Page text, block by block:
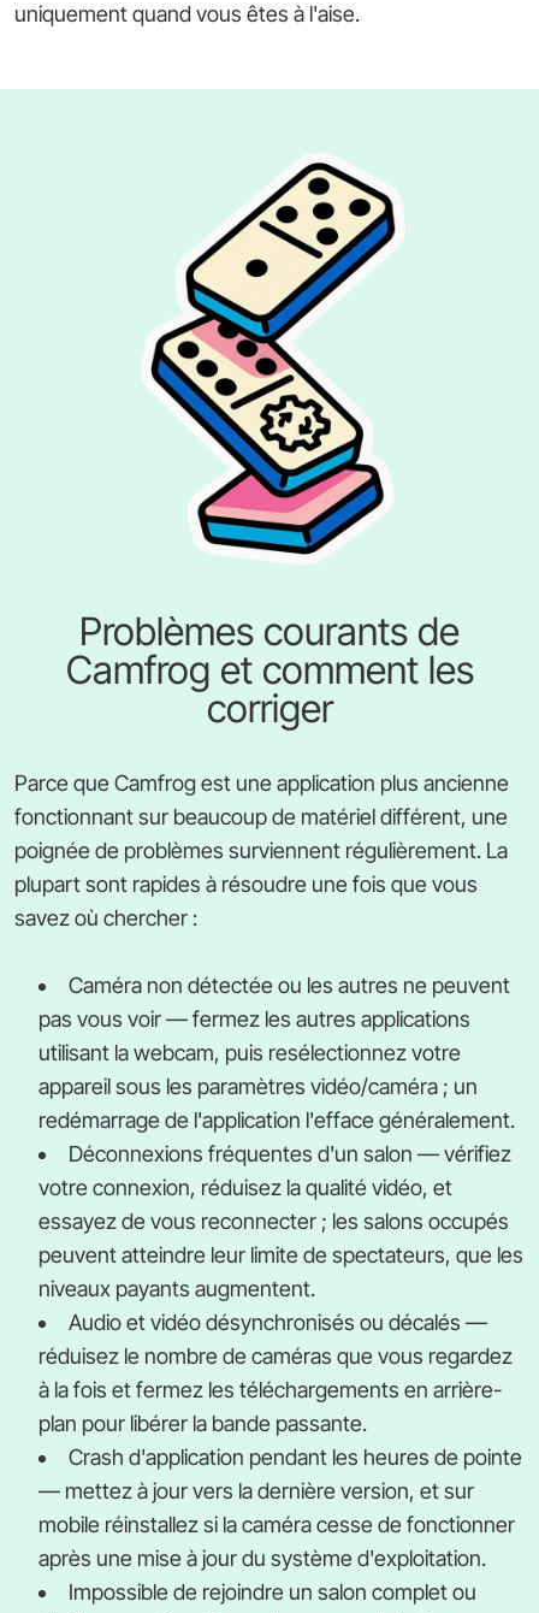
uniquement quand vous êtes à l'aise.
Problèmes courants de
Camfrog et comment les
corriger
Parce que Camfrog est une application plus ancienne
fonctionnant sur beaucoup de matériel différent, une
poignée de problèmes surviennent régulièrement. La
plupart sont rapides à résoudre une fois que vous
savez où chercher :
Caméra non détectée ou les autres ne peuvent
pas vous voir — fermez les autres applications
utilisant la webcam, puis resélectionnez votre
appareil sous les paramètres vidéo/caméra ; un
redémarrage de l'application l'efface généralement.
Déconnexions fréquentes d'un salon — vérifiez
votre connexion, réduisez la qualité vidéo, et
essayez de vous reconnecter ; les salons occupés
peuvent atteindre leur limite de spectateurs, que les
niveaux payants augmentent.
Audio et vidéo désynchronisés ou décalés —
réduisez le nombre de caméras que vous regardez
à la fois et fermez les téléchargements en arrière-
plan pour libérer la bande passante.
Crash d'application pendant les heures de pointe
— mettez à jour vers la dernière version, et sur
mobile réinstallez si la caméra cesse de fonctionner
après une mise à jour du système d'exploitation.
Impossible de rejoindre un salon complet ou